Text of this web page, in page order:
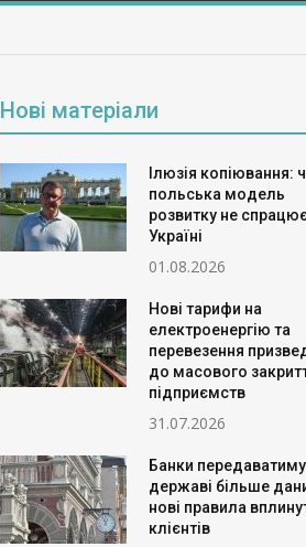
Нові матеріали
Ілюзія копіювання:
польська модель
розвитку не
Україні
01.08.2026
Нові тарифи на
електроенергію та
перевезення
до масового
підприємств
31.07.2026
Банки
державі більше
нові правила
клієнтів